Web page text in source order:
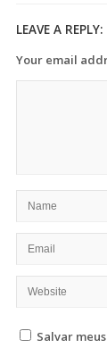
LEAVE A REPLY:
Your email
Salvar